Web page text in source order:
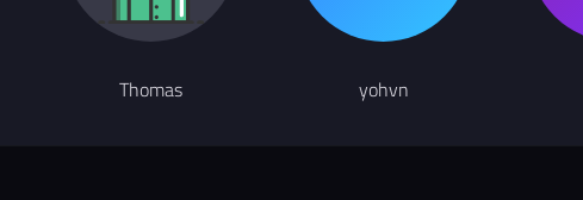
Thomas yohvn